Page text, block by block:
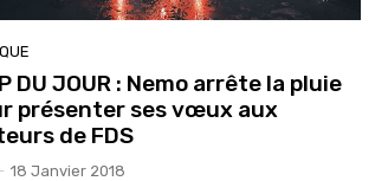
DU JOUR : Nemo arrête la pluie
présenter ses vœux aux
de FDS
- 18 Janvier 2018